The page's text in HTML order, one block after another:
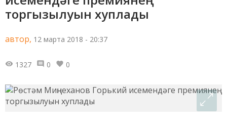
торгызылуын хуплады
автор, 12 марта 2018 - 20:37
1327 0 0